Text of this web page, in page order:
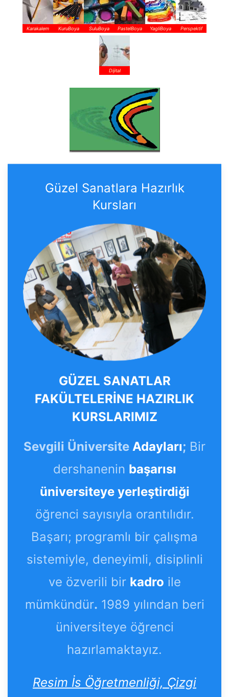
Karakalem KuruBoya SuluBoya PastelBoya YagliBoya Perspektif
Dijital
Güzel Sanatlara Hazırlık
Kursları
GÜZEL SANATLAR
FAKÜLTELERİNE HAZIRLIK
KURSLARIMIZ
Sevgili Üniversite Adayları; Bir
dershanenin başarısı
üniversiteye yerleştirdiği
öğrenci sayısıyla orantılıdır.
Başarı; programlı bir çalışma
sistemiyle, deneyimli, disiplinli
ve özverili bir kadro ile
mümkündür. 1989 yılından beri
üniversiteye öğrenci
hazırlamaktayız.
Resim İs Öğretmenliği, Çizgi